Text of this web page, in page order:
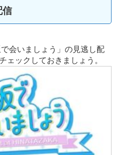
信
会いましょう」の見逃し配
ェックしておきましょう。